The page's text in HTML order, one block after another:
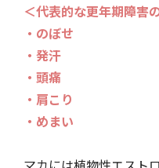
＜代表的な更年期障害
・のぼせ
・発汗
・頭痛
・肩こり
・めまい